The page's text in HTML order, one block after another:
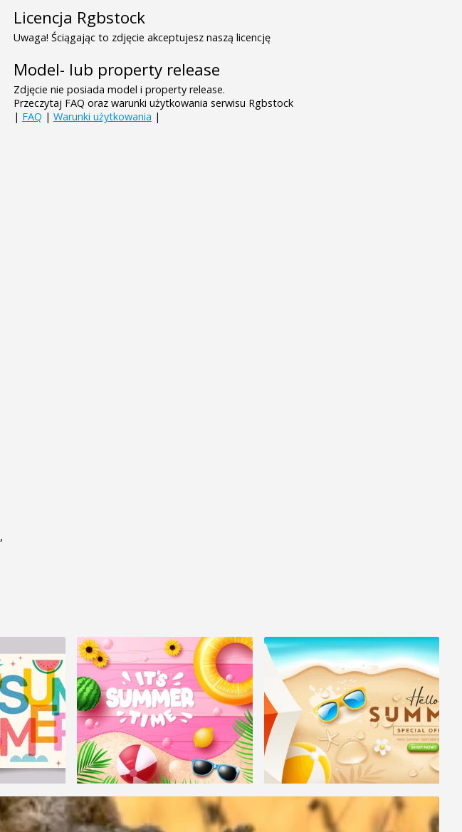
,
Licencja Rgbstock
Uwaga! Ściągając to zdjęcie akceptujesz naszą licencję
Model- lub property release
Zdjęcie nie posiada model i property release.
Przeczytaj FAQ oraz warunki użytkowania serwisu Rgbstock
| FAQ | Warunki użytkowania |